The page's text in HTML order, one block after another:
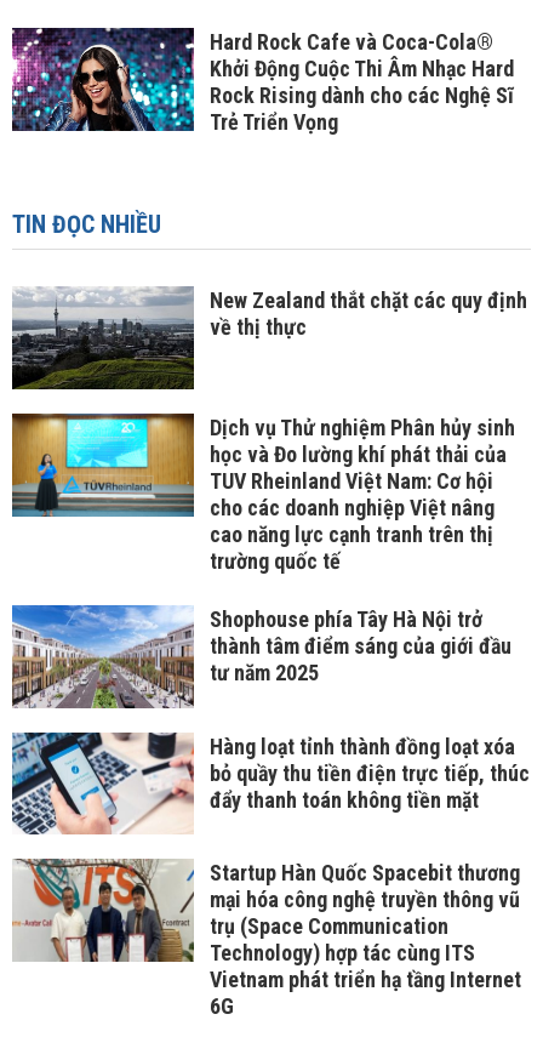
Hard Rock Cafe và Coca-Cola®
Khởi Động Cuộc Thi Âm Nhạc Hard
Rock Rising dành cho các Nghệ Sĩ
Trẻ Triển Vọng
TIN ĐỌC NHIỀU
New Zealand thắt chặt các quy định
về thị thực
Dịch vụ Thử nghiệm Phân hủy sinh
học và Đo lường khí phát thải của
TUV Rheinland Việt Nam: Cơ hội
cho các doanh nghiệp Việt nâng
cao năng lực cạnh tranh trên thị
trường quốc tế
Shophouse phía Tây Hà Nội trở
thành tâm điểm sáng của giới đầu
tư năm 2025
Hàng loạt tỉnh thành đồng loạt xóa
bỏ quầy thu tiền điện trực tiếp, thúc
đẩy thanh toán không tiền mặt
Startup Hàn Quốc Spacebit thương
mại hóa công nghệ truyền thông vũ
trụ (Space Communication
Technology) hợp tác cùng ITS
Vietnam phát triển hạ tầng Internet
6G